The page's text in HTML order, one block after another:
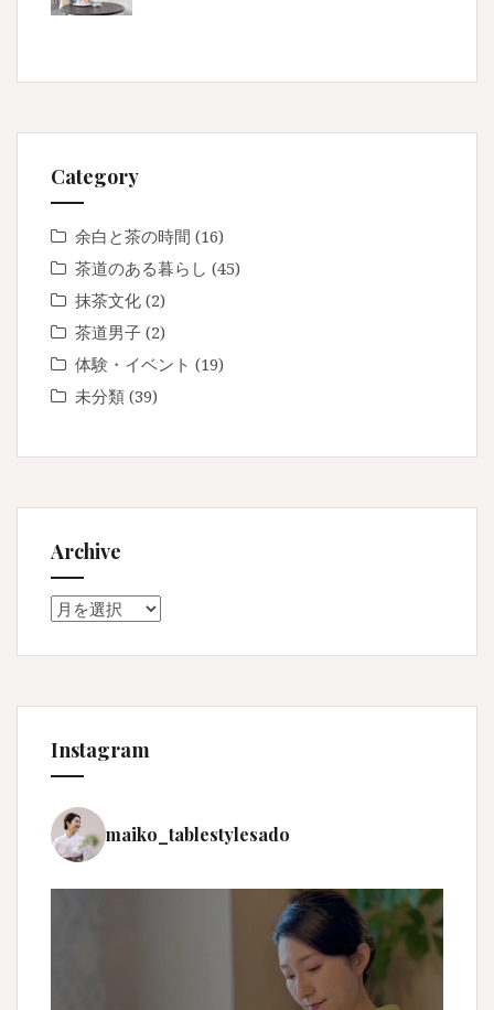
Category
余白と茶の時間 (16)
茶道のある暮らし (45)
抹茶文化 (2)
茶道男子 (2)
体験・イベント (19)
未分類 (39)
Archive
Archive
Instagram
maiko_tablestylesado